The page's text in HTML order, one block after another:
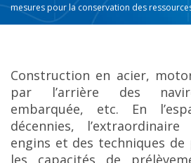
mesures pour la conservation des
Construction en acier,
par l’arrière des
embarquée, etc. En
décennies,
engins et des techniques de
les capacités de